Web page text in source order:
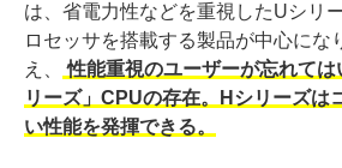
は、省電力性などを重視したUシリ
ロセッサを搭載する製品が中心にな
え、
性能重視のユーザーが忘れて
リーズ」CPUの存在。Hシリーズは
い性能を発揮できる。